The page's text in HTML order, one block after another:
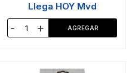
Llega HOY Mvd
- +